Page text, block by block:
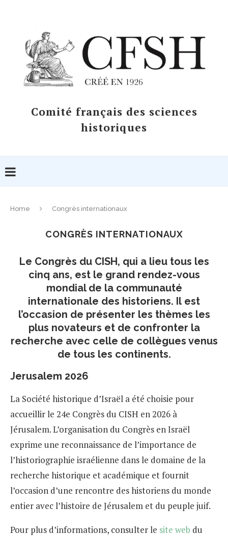
Comité français des sciences
historiques
Home Congrès internationaux
CONGRÈS INTERNATIONAUX
Le Congrès du CISH, qui a lieu tous les
cinq ans, est le grand rendez-vous
mondial de la communauté
internationale des historiens. Il est
l’occasion de présenter les thèmes les
plus novateurs et de confronter la
recherche avec celle de collègues venus
de tous les continents.
Jerusalem 2026
La Société historique d’Israël a été choisie pour
accueillir le 24e Congrès du CISH en 2026 à
Jérusalem. L’organisation du Congrès en Israël
exprime une reconnaissance de l’importance de
l’historiographie israélienne dans le domaine de la
recherche historique et académique et fournit
l’occasion d’une rencontre des historiens du monde
entier avec l’histoire de Jérusalem et du peuple juif.
Pour plus d’informations, consulter le site web du